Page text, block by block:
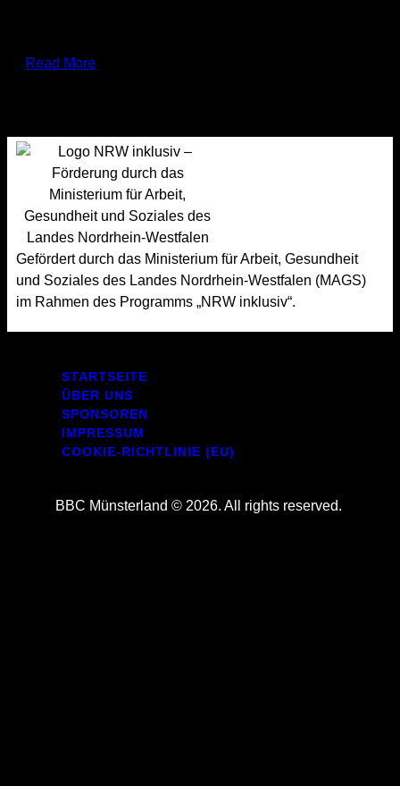
Read More
Gefördert durch das Ministerium für Arbeit, Gesundheit
und Soziales des Landes Nordrhein-Westfalen (MAGS)
im Rahmen des Programms „NRW inklusiv“.
STARTSEITE
ÜBER UNS
SPONSOREN
IMPRESSUM
COOKIE-RICHTLINIE (EU)
BBC Münsterland © 2026. All rights reserved.